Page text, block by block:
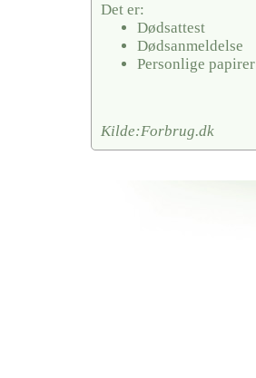
Det er:
Dødsattest
Dødsanmeldelse
Personlige papirer
Kilde:Forbrug.dk